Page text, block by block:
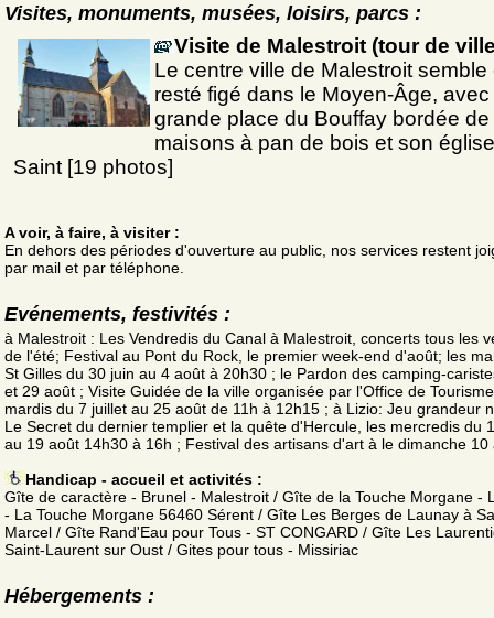
Visites, monuments, musées, loisirs, parcs :
Visite de Malestroit (tour de
Le centre ville de Malestroit semble
resté figé dans le Moyen-Âge,
grande place du Bouffay bordée de
maisons à pan de bois et son église
Saint [19 photos]
A voir, à faire, à visiter :
En dehors des périodes d'ouverture au public, nos services restent
par mail et par téléphone.
Evénements, festivités :
à Malestroit : Les Vendredis du Canal à Malestroit, concerts tous les
de l'été; Festival au Pont du Rock, le premier week-end d'août; les
St Gilles du 30 juin au 4 août à 20h30 ; le Pardon des camping-
et 29 août ; Visite Guidée de la ville organisée par l'Office de
mardis du 7 juillet au 25 août de 11h à 12h15 ; à Lizio: Jeu grandeur
Le Secret du dernier templier et la quête d'Hercule, les mercredis du
au 19 août 14h30 à 16h ; Festival des artisans d'art à le dimanche 10
Handicap - accueil et activités :
Gîte de caractère - Brunel - Malestroit / Gîte de la Touche Morgane -
- La Touche Morgane 56460 Sérent / Gîte Les Berges de Launay à
Marcel / Gîte Rand'Eau pour Tous - ST CONGARD / Gîte Les
Saint-Laurent sur Oust / Gites pour tous - Missiriac
Hébergements :